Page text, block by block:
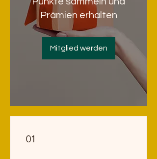
Prämien erhalten
Mitglied werden
01